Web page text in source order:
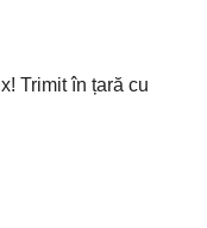
Trimit în țară cu